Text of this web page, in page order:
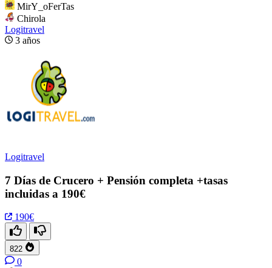
MirY_oFerTas
Chirola
Logitravel
3 años
Logitravel
7 Días de Crucero + Pensión completa +tasas
incluidas a 190€
190€
822
0